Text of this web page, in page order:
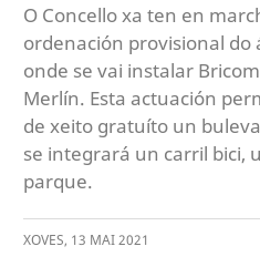
O Concello xa ten en
ordenación provisional do
onde se vai instalar
Merlín. Esta actuación
de xeito gratuíto un
se integrará un carril bici,
parque.
XOVES, 13 MAI2021